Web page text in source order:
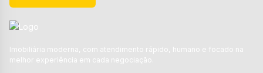
Imobiliária moderna, com atendimento rápido, humano e focado na
melhor experiência em cada negociação.